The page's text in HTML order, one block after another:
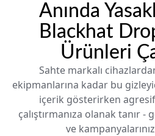
Anında
Blackhat
Ürünleri
Sahte markalı
ekipmanlarına kadar bu
içerik gösterirken
çalıştırmanıza olanak tanır -
ve